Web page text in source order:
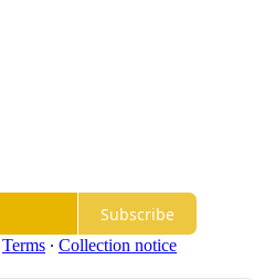
Subscribe
Terms ∙ Collection notice